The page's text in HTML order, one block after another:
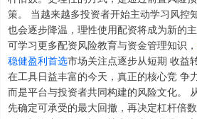
策。 当越来越多投资者开始主动学习风控
也会逐步降温，理性使用配资将成为新的
可学习更多配资风险教育与资金管理知识，
稳健盈利首选市场关注点逐步从短期 收益
在工具日益丰富的今天，真正的核心竞 争
而是平台与投资者共同构建的风险文化。
先确定可承受的最大回撤，再决定杠杆倍
上证综指 3940.04